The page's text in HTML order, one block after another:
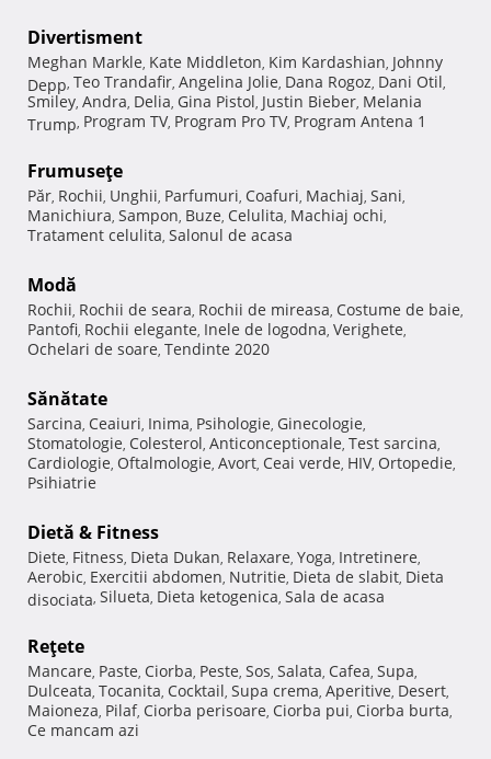
Divertisment
Meghan Markle, Kate Middleton, Kim Kardashian, Johnny
Depp, Teo Trandafir, Angelina Jolie, Dana Rogoz, Dani Otil,
Smiley, Andra, Delia, Gina Pistol, Justin Bieber, Melania
Trump, Program TV, Program Pro TV, Program Antena 1
Frumuseţe
Păr, Rochii, Unghii, Parfumuri, Coafuri, Machiaj, Sani,
Manichiura, Sampon, Buze, Celulita, Machiaj ochi,
Tratament celulita, Salonul de acasa
Modă
Rochii, Rochii de seara, Rochii de mireasa, Costume de baie,
Pantofi, Rochii elegante, Inele de logodna, Verighete,
Ochelari de soare, Tendinte 2020
Sănătate
Sarcina, Ceaiuri, Inima, Psihologie, Ginecologie,
Stomatologie, Colesterol, Anticonceptionale, Test sarcina,
Cardiologie, Oftalmologie, Avort, Ceai verde, HIV, Ortopedie,
Psihiatrie
Dietă & Fitness
Diete, Fitness, Dieta Dukan, Relaxare, Yoga, Intretinere,
Aerobic, Exercitii abdomen, Nutritie, Dieta de slabit, Dieta
disociata, Silueta, Dieta ketogenica, Sala de acasa
Reţete
Mancare, Paste, Ciorba, Peste, Sos, Salata, Cafea, Supa,
Dulceata, Tocanita, Cocktail, Supa crema, Aperitive, Desert,
Maioneza, Pilaf, Ciorba perisoare, Ciorba pui, Ciorba burta,
Ce mancam azi